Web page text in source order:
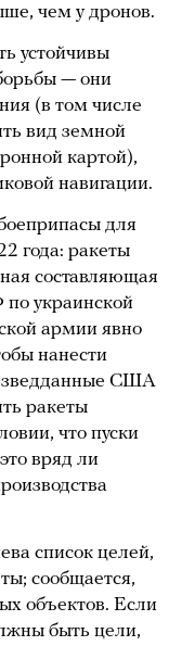
чем у дронов.
устойчивы
— они
(в том числе
вид земной
картой),
навигации.
для
года: ракеты
составляющая
украинской
армии явно
нанести
США
ракеты
что пуски
вряд ли
список целей,
сообщается,
объектов. Если
быть цели,